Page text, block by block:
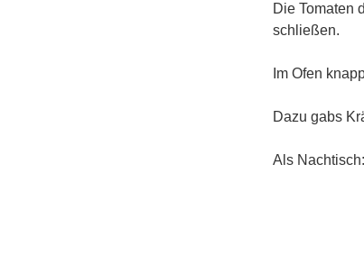
Die Tomaten
schließen.
Im Ofen
Dazu gabs
Als